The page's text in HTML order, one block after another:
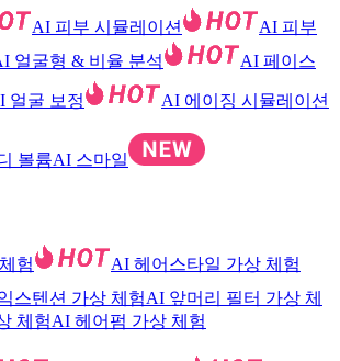
AI 피부 시뮬레이션
AI 피부
얼굴형 & 비율 분석 AI 페이스
얼굴 보정 AI 에이징 시뮬레이션
볼륨AI 스마일
험
AI 헤어스타일 가상 체험
스텐션 가상 체험AI 앞머리 필터 가상 체
체험AI 헤어펌 가상 체험